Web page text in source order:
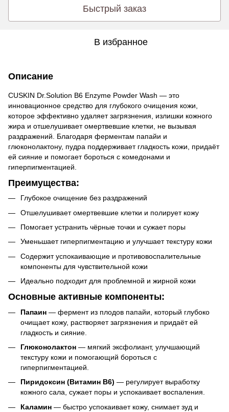
Быстрый заказ
В избранное
Описание
CUSKIN Dr.Solution B6 Enzyme Powder Wash — это
инновационное средство для глубокого очищения кожи,
которое эффективно удаляет загрязнения, излишки кожного
жира и отшелушивает омертвевшие клетки, не вызывая
раздражений. Благодаря ферментам папайи и
глюконолактону, пудра поддерживает гладкость кожи, придаёт
ей сияние и помогает бороться с комедонами и
гиперпигментацией.
Преимущества:
Глубокое очищение без раздражений
Отшелушивает омертвевшие клетки и полирует кожу
Помогает устранить чёрные точки и сужает поры
Уменьшает гиперпигментацию и улучшает текстуру кожи
Содержит успокаивающие и противовоспалительные
компоненты для чувствительной кожи
Идеально подходит для проблемной и жирной кожи
Основные активные компоненты:
Папаин — фермент из плодов папайи, который глубоко
очищает кожу, растворяет загрязнения и придаёт ей
гладкость и сияние.
Глюконолактон — мягкий эксфолиант, улучшающий
текстуру кожи и помогающий бороться с
гиперпигментацией.
Пиридоксин (Витамин В6) — регулирует выработку
кожного сала, сужает поры и успокаивает воспаления.
Каламин — быстро успокаивает кожу, снимает зуд и